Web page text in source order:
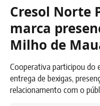
Cresol Norte
marca
Milho de
Cooperativa participou do
entrega de bexigas,
relacionamento com o